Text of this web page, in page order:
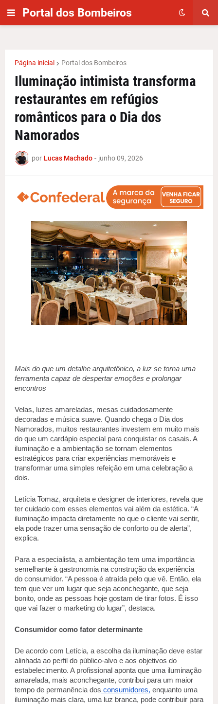
Portal dos Bombeiros
Página inicial Portal dos Bombeiros
Iluminação intimista transforma
restaurantes em refúgios
românticos para o Dia dos
Namorados
por Lucas Machado - junho 09, 2026
Mais do que um detalhe arquitetônico, a luz se torna uma
ferramenta capaz de despertar emoções e prolongar
encontros
Velas, luzes amareladas, mesas cuidadosamente
decoradas e música suave. Quando chega o Dia dos
Namorados, muitos restaurantes investem em muito mais
do que um cardápio especial para conquistar os casais. A
iluminação e a ambientação se tornam elementos
estratégicos para criar experiências memoráveis e
transformar uma simples refeição em uma celebração a
dois.
Letícia Tomaz, arquiteta e designer de interiores, revela que
ter cuidado com esses elementos vai além da estética. “A
iluminação impacta diretamente no que o cliente vai sentir,
ela pode trazer uma sensação de conforto ou de alerta”,
explica.
Para a especialista, a ambientação tem uma importância
semelhante à gastronomia na construção da experiência
do consumidor. “A pessoa é atraída pelo que vê. Então, ela
tem que ver um lugar que seja aconchegante, que seja
bonito, onde as pessoas hoje gostam de tirar fotos. É isso
que vai fazer o marketing do lugar”, destaca.
Consumidor como fator determinante
De acordo com Letícia, a escolha da iluminação deve estar
alinhada ao perfil do público-alvo e aos objetivos do
estabelecimento. A profissional aponta que uma iluminação
amarelada, mais aconchegante, contribui para um maior
tempo de permanência dos consumidores, enquanto uma
iluminação mais clara, uma luz branca, pode contribuir para